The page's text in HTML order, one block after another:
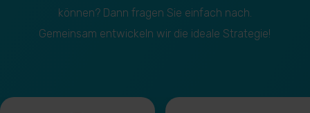
können? Dann fragen Sie einfach nach.
Gemeinsam entwickeln wir die ideale Strategie!